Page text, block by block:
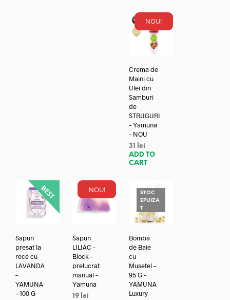
NOU!
Crema de
Maini cu
Ulei din
Samburi
de
STRUGURI
– Yamuna
– NOU
31
lei
ADD TO
CART
Sapun
presat la
rece cu
LAVANDA
–
YAMUNA
– 100 G
NOU!
Sapun
LILIAC –
Block -
prelucrat
manual –
Yamuna
19 lei
STOC
EPUIZA
T
Bomba
de Baie
cu
Musetel –
95 G –
YAMUNA
Luxury